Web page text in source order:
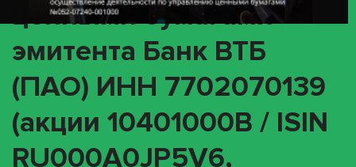
ценными бумагами
эмитента Банк ВТБ
(ПАО) ИНН 7702070139
(акции 10401000B / ISIN
RU000A0JP5V6,